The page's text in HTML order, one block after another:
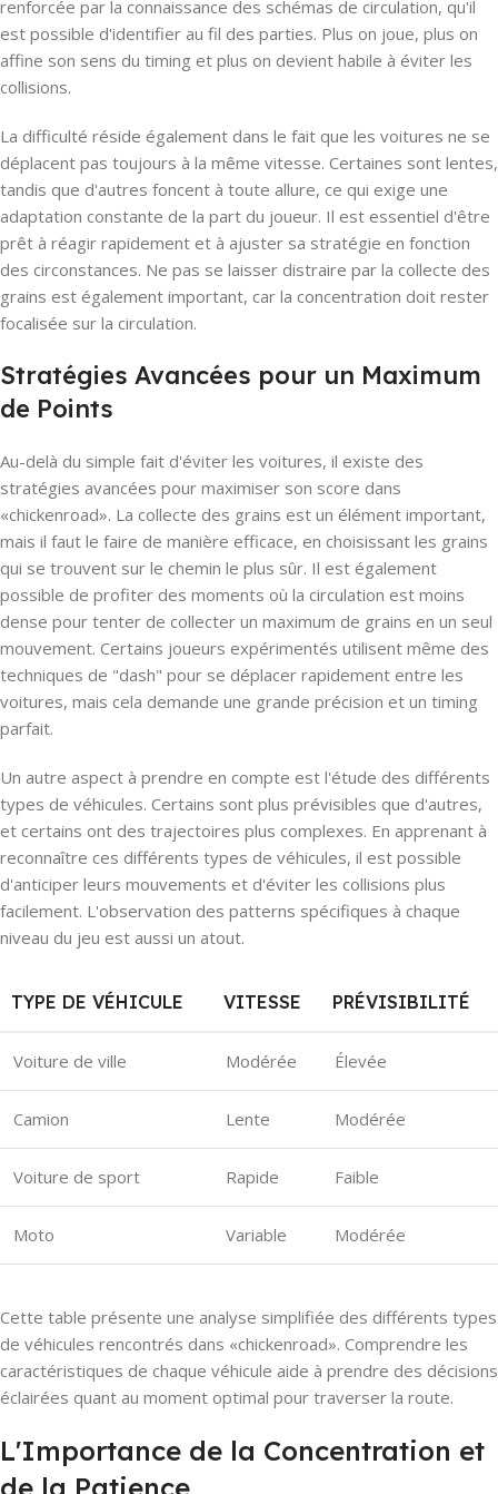
renforcée par la connaissance des schémas de circulation, qu'il
est possible d'identifier au fil des parties. Plus on joue, plus on
affine son sens du timing et plus on devient habile à éviter les
collisions.
La difficulté réside également dans le fait que les voitures ne se
déplacent pas toujours à la même vitesse. Certaines sont lentes,
tandis que d'autres foncent à toute allure, ce qui exige une
adaptation constante de la part du joueur. Il est essentiel d'être
prêt à réagir rapidement et à ajuster sa stratégie en fonction
des circonstances. Ne pas se laisser distraire par la collecte des
grains est également important, car la concentration doit rester
focalisée sur la circulation.
Stratégies Avancées pour un Maximum
de Points
Au-delà du simple fait d'éviter les voitures, il existe des
stratégies avancées pour maximiser son score dans
«chickenroad». La collecte des grains est un élément important,
mais il faut le faire de manière efficace, en choisissant les grains
qui se trouvent sur le chemin le plus sûr. Il est également
possible de profiter des moments où la circulation est moins
dense pour tenter de collecter un maximum de grains en un seul
mouvement. Certains joueurs expérimentés utilisent même des
techniques de "dash" pour se déplacer rapidement entre les
voitures, mais cela demande une grande précision et un timing
parfait.
Un autre aspect à prendre en compte est l'étude des différents
types de véhicules. Certains sont plus prévisibles que d'autres,
et certains ont des trajectoires plus complexes. En apprenant à
reconnaître ces différents types de véhicules, il est possible
d'anticiper leurs mouvements et d'éviter les collisions plus
facilement. L'observation des patterns spécifiques à chaque
niveau du jeu est aussi un atout.
TYPE DE VÉHICULE VITESSE PRÉVISIBILITÉ
Voiture de ville Modérée Élevée
Camion Lente Modérée
Voiture de sport Rapide Faible
Moto Variable Modérée
Cette table présente une analyse simplifiée des différents types
de véhicules rencontrés dans «chickenroad». Comprendre les
caractéristiques de chaque véhicule aide à prendre des décisions
éclairées quant au moment optimal pour traverser la route.
L'Importance de la Concentration et
de la Patience